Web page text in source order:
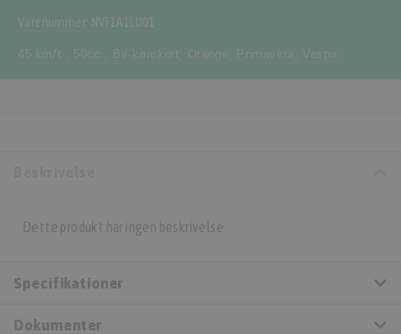
Varenummer: NVF1A1LU01
45 km/t. , 50cc. , Bil-kørekort, Orange, Primavera, Vespa
Dette produkt har ingen beskrivelse
Specifikationer
Dokumenter